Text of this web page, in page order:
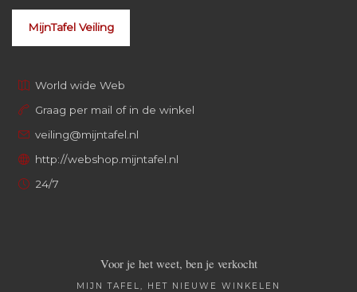
MijnTafel Veiling
World wide Web
Graag per mail of in de winkel
veiling@mijntafel.nl
http://webshop.mijntafel.nl
24/7
Voor je het weet, ben je verkocht
MIJN TAFEL, HET NIEUWE WINKELEN